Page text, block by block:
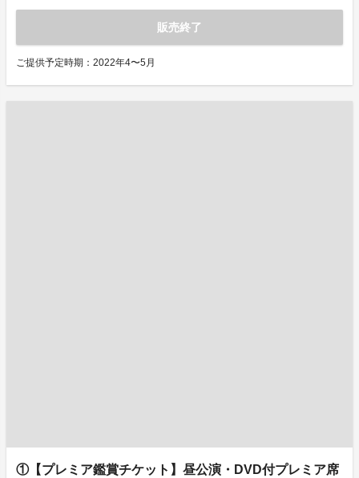
販売終了
ご提供予定時期：2022年4〜5月
①【プレミア鑑賞チケット】昼公演・DVD付プレミア席